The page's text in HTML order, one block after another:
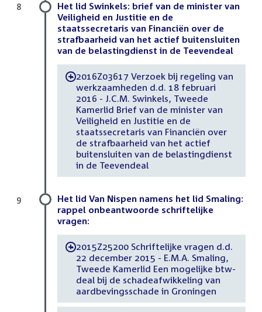
Het lid Swinkels: brief van de minister van
Veiligheid en Justitie en de
staatssecretaris van Financiën over de
strafbaarheid van het actief buitensluiten
van de belastingdienst in de Teevendeal
-2016Z03617 Verzoek bij regeling van
werkzaamheden d.d. 18 februari
2016 - J.C.M. Swinkels, Tweede
Kamerlid Brief van de minister van
Veiligheid en Justitie en de
staatssecretaris van Financiën over
de strafbaarheid van het actief
buitensluiten van de belastingdienst
in de Teevendeal
8
Het lid Van Nispen namens het lid Smaling:
rappel onbeantwoorde schriftelijke
vragen:
-2015Z25200 Schriftelijke vragen d.d.
22 december 2015 - E.M.A. Smaling,
Tweede Kamerlid Een mogelijke btw-
deal bij de schadeafwikkeling van
aardbevingsschade in Groningen
9